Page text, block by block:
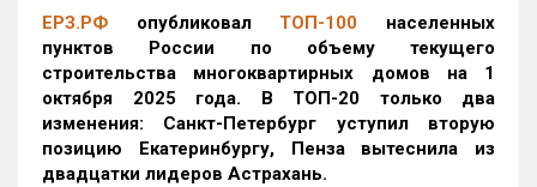
ЕРЗ.РФ опубликовал ТОП-100 населенных
пунктов России по объему текущего
строительства многоквартирных домов на 1
октября 2025 года. В ТОП-20 только два
изменения: Санкт-Петербург уступил вторую
позицию Екатеринбургу, Пенза вытеснила из
двадцатки лидеров Астрахань.